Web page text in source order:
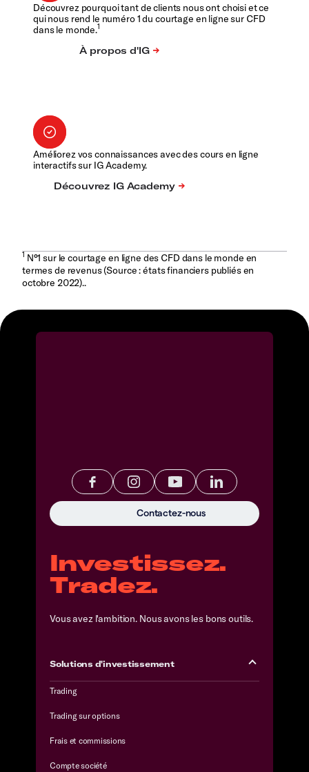
Découvrez pourquoi tant de clients nous ont choisi et ce
qui nous rend le numéro 1 du courtage en ligne sur CFD
dans le monde.1
Améliorez vos connaissances avec des cours en ligne
interactifs sur IG Academy.
1N°1 sur le courtage en ligne des CFD dans le monde en
termes de revenus (Source : états financiers publiés en
octobre 2022)..
Investissez.
Tradez.
Vous avez l'ambition. Nous avons les bons outils.
Solutions d'investissement
Trading
Trading sur options
Frais et commissions
Compte société